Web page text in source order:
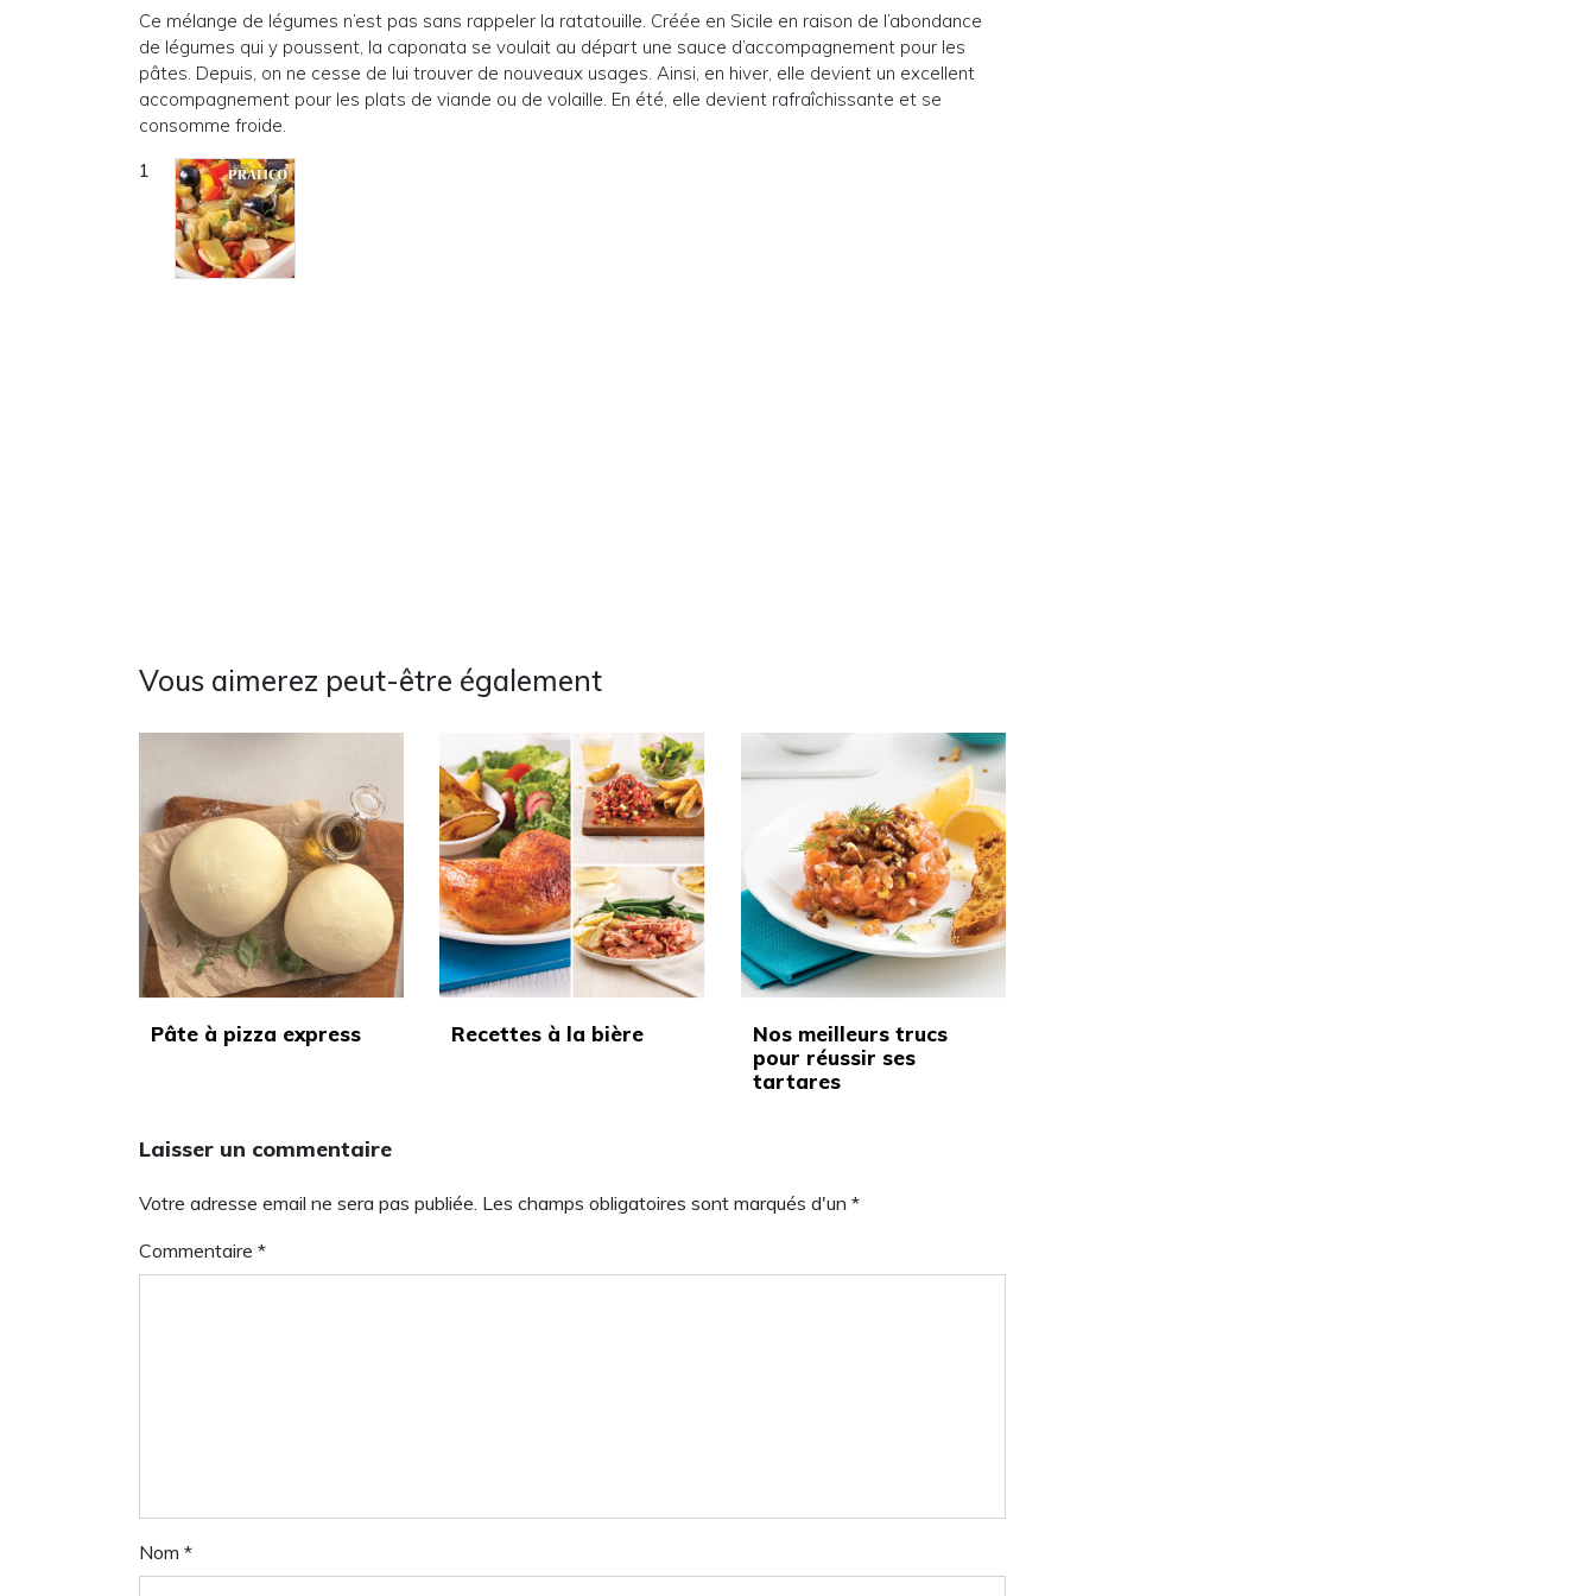
Ce mélange de légumes n’est pas sans rappeler la ratatouille. Créée en Sicile en raison de l’abondance
de légumes qui y poussent, la caponata se voulait au départ une sauce d’accompagnement pour les
pâtes. Depuis, on ne cesse de lui trouver de nouveaux usages. Ainsi, en hiver, elle devient un excellent
accompagnement pour les plats de viande ou de volaille. En été, elle devient rafraîchissante et se
consomme froide.
Vous aimerez peut-être également
Pâte à pizza express Recettes à la bière
Nos meilleurs trucs
pour réussir ses
tartares
Laisser un commentaire
Votre adresse email ne sera pas publiée. Les champs obligatoires sont marqués d'un *
Commentaire *
Nom *